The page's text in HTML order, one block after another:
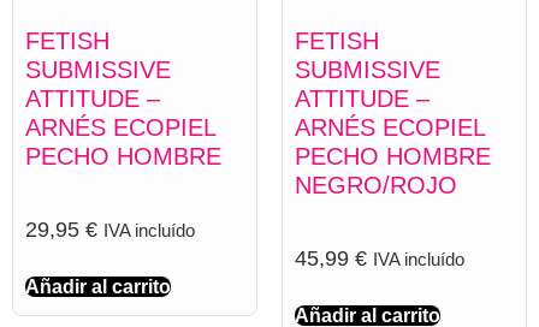
FETISH
SUBMISSIVE
ATTITUDE –
ARNÉS ECOPIEL
PECHO HOMBRE
29,95 € IVA incluído
Añadir al carrito
FETISH
SUBMISSIVE
ATTITUDE –
ARNÉS ECOPIEL
PECHO HOMBRE
NEGRO/ROJO
45,99 € IVA incluído
Añadir al carrito